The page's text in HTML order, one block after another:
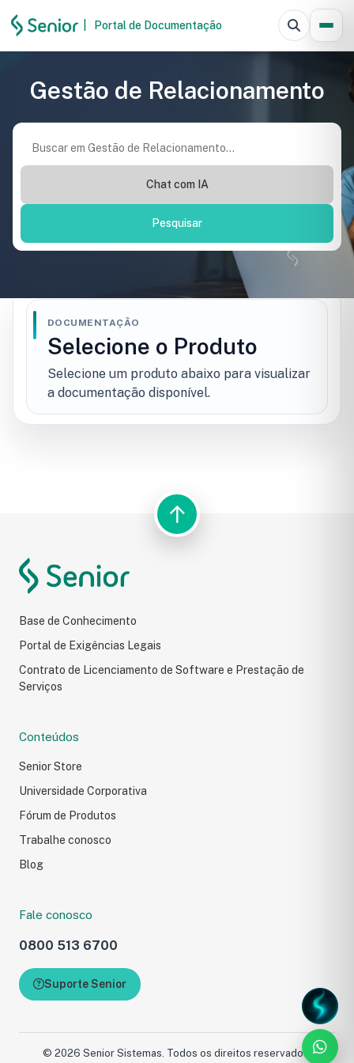
Portal de Documentação
Gestão de Relacionamento
Chat com IA
Pesquisar
DOCUMENTAÇÃO
Selecione o Produto
Selecione um produto abaixo para visualizar
a documentação disponível.
Resultados da pesquisa↑
Base de Conhecimento
Portal de Exigências Legais
Contrato de Licenciamento de Software e Prestação de
Serviços
Conteúdos
Senior Store
Universidade Corporativa
Fórum de Produtos
Trabalhe conosco
Blog
Fale conosco
0800 513 6700
Suporte Senior
© 2026 Senior Sistemas. Todos os direitos reservados.